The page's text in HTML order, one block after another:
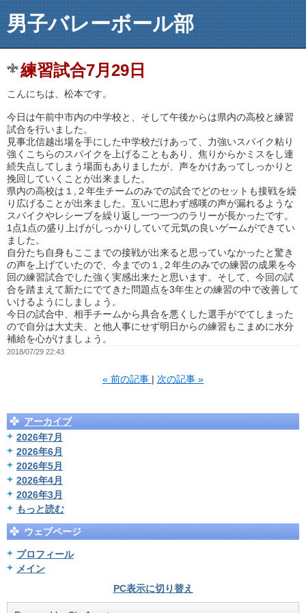
男子バレーボール部
練習試合7月29日
こんにちは、松本です。
今日は午前中市内の中学校と、そして午後からは県内の高校と練習
試合を行いました。
見事北信越出場を手にした中学校だけあって、力強いスパイク粘り
強くこちらのスパイクを上げることもあり、焦りからかミスをし連
続失点してしまう場面もありましたが、声をかけあってしっかりと
挽回していくことが出来ました。
県内の高校は１,２年生チームのみでの試合でどのセットも接戦を繰
り広げることが出来ました。互いに思わず感嘆の声が漏れるような
スパイクやレシーブを繰り返し一つ一つのラリーが長かったです。
1点1点の盛り上げがしっかりしていて元気の良いゲームができてい
ました。
自分たち自身もここまでの接戦が出来ると思っていなかったと驚き
の声を上げていたので、今までの１,２年生のみでの練習の成果を今
回の練習試合でした強く実感出来たと思います。そして、今回の試
合を踏まえて新たにでてきた問題点を3年生との練習の中で改善して
いけるようにしましょう。
今日の試合中、相手チームから具合を悪くした選手がでてしまった
ので自分は大丈夫、と他人事にせず明日からの練習もこまめに水分
補給を心がけましょう。
2018/07/29 22:43
« 前の記事 次の記事 »
アーカイブ
2026年7月
2026年6月
2026年5月
2026年4月
2026年3月
もっと読む
ウェブページ
プロフィール
メイン
PC表示に切り替え